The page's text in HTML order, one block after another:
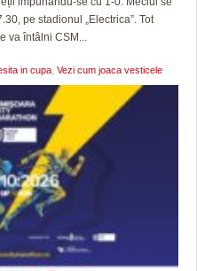
pe stadionul „Electrica”. Tot
va întâlni CSM...
in cupa, Vezi cum joaca vesticele